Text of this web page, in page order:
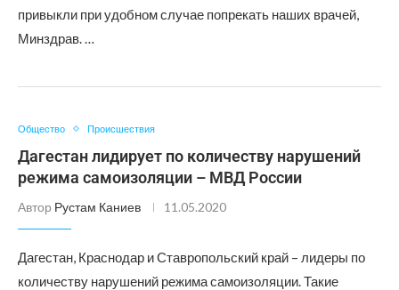
привыкли при удобном случае попрекать наших врачей,
Минздрав. …
Общество Происшествия
Дагестан лидирует по количеству нарушений
режима самоизоляции – МВД России
Автор Рустам Каниев 11.05.2020
Дагестан, Краснодар и Ставропольский край – лидеры по
количеству нарушений режима самоизоляции. Такие